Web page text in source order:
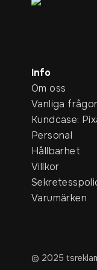
Info
Om oss
Vanliga frågor
Kundcase:
Personal
Hållbarhet
Villkor
Varumärken
© 2025